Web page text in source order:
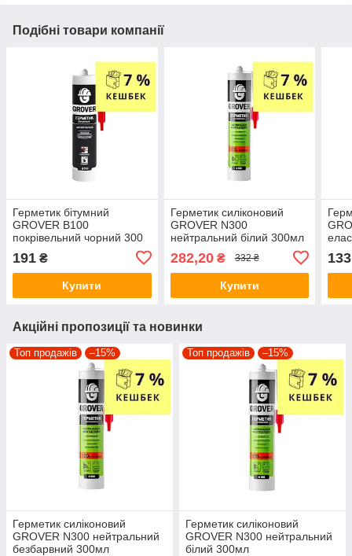
Подібні товари компанії
Герметик бітумний
GROVER В100
покрівельний чорний 300
191 ₴
Купити
Герметик силіконовий
GROVER N300
нейтральний білий 300мл
282,20₴ 332 ₴
Купити
133
Акційні пропозиції та новинки
Топ продажів –15%
Герметик силіконовий
GROVER N300 нейтральний
безбарвний 300мл
Топ продажів –15%
Герметик силіконовий
GROVER N300 нейтральний
білий 300мл